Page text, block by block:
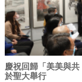
慶祝回歸「美美與
於聖大舉行